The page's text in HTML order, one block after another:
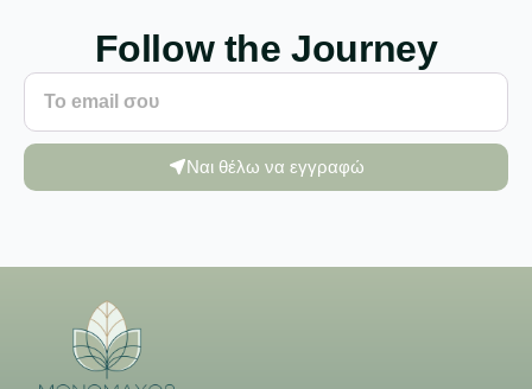
Follow the Journey
Ναι θέλω να εγγραφώ